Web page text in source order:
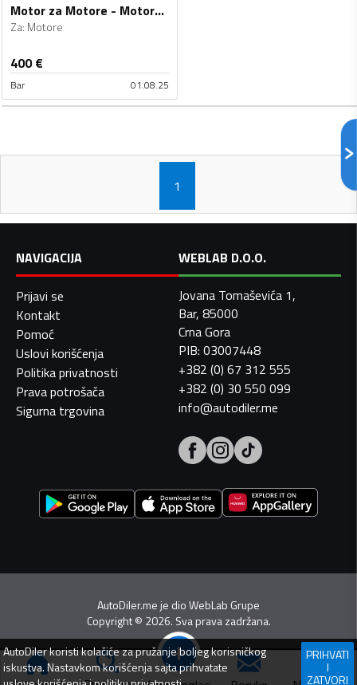
Motor za Motore - Motore - Univerzalno
Za: Motore
400€
Bar 01.08.25
1
NAVIGACIJA
Prijavi se
Kontakt
Pomoć
Uslovi korišćenja
Politika privatnosti
Prava potrošača
Sigurna trgovina
WEBLAB D.O.O.
Jovana Tomaševića 1,
Bar, 85000
Crna Gora
PIB: 03007448
+382 (0) 67 312 555
+382 (0) 30 550 099
info@autodiler.me
AutoDiler.me je dioWebLab Grupe
Copyright© 2026. Sva prava zadržana.
AutoDilerkoristi kolačiće za pružanje boljeg korisničkog
iskustva. Nastavkom korišćenja sajta prihvatate
PRIHVATI
I
ZATVORI